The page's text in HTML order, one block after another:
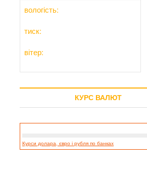
вологість:
тиск:
вітер:
КУРС ВАЛЮТ
Курси долара, євро і рубля по банках